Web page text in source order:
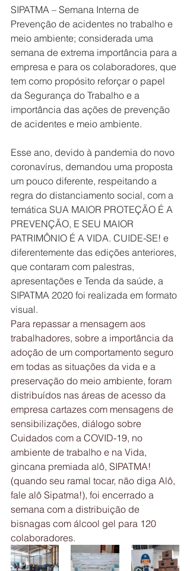
SIPATMA – Semana Interna de
Prevenção de acidentes no trabalho e
meio ambiente; considerada uma
semana de extrema importância para a
empresa e para os colaboradores, que
tem como propósito reforçar o papel
da Segurança do Trabalho e a
importância das ações de prevenção
de acidentes e meio ambiente.
Esse ano, devido à pandemia do novo
coronavírus, demandou uma proposta
um pouco diferente, respeitando a
regra do distanciamento social, com a
temática SUA MAIOR PROTEÇÃO É A
PREVENÇÃO, E SEU MAIOR
PATRIMÔNIO É A VIDA. CUIDE-SE! e
diferentemente das edições anteriores,
que contaram com palestras,
apresentações e Tenda da saúde, a
SIPATMA 2020 foi realizada em formato
visual.
Para repassar a mensagem aos
trabalhadores, sobre a importância da
adoção de um comportamento seguro
em todas as situações da vida e a
preservação do meio ambiente, foram
distribuídos nas áreas de acesso da
empresa cartazes com mensagens de
sensibilizações, diálogo sobre
Cuidados com a COVID-19, no
ambiente de trabalho e na Vida,
gincana premiada alô, SIPATMA!
(quando seu ramal tocar, não diga Alô,
fale alô Sipatma!), foi encerrado a
semana com a distribuição de
bisnagas com álcool gel para 120
colaboradores.